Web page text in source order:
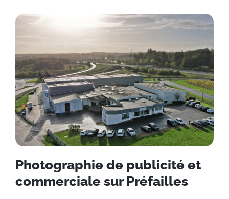
Photographie de publicité et
commerciale sur Préfailles